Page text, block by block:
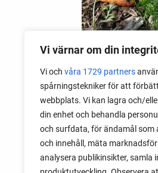
Vi värnar om din
Vi och våra 1729 partners
spårningstekniker för att
webbplats. Vi kan lagra och/
din enhet och behandla
och surfdata, för ändamål som
och innehåll, mäta
analysera publikinsikter, samla
09 mai 2020
Noen
forårsake en
matlagingen,
siden måtte vi